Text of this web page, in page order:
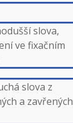
slova,
ve fixačním
slova z
a zavřených